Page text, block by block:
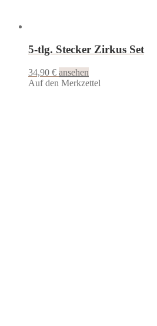
5-tlg. Stecker Zirkus Set
34,90 € ansehen
Auf den Merkzettel